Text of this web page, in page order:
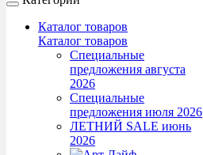
Каталог товаров
Каталог товаров
Специальные
предложения августа
2026
Специальные
предложения июля 2026
ЛЕТНИЙ SALE июнь
2026